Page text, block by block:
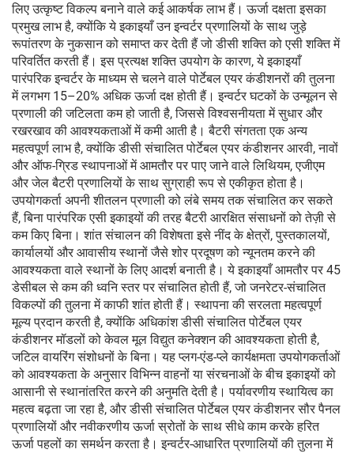
लिए उत्कृष्ट विकल्प बनाने वाले कई आकर्षक लाभ हैं। ऊर्जा दक्षता इसका
प्रमुख लाभ है, क्योंकि ये इकाइयाँ उन इन्वर्टर प्रणालियों के साथ जुड़े
रूपांतरण के नुकसान को समाप्त कर देती हैं जो डीसी शक्ति को एसी शक्ति में
परिवर्तित करती हैं। इस प्रत्यक्ष शक्ति उपयोग के कारण, ये इकाइयाँ
पारंपरिक इन्वर्टर के माध्यम से चलने वाले पोर्टेबल एयर कंडीशनरों की तुलना
में लगभग 15–20% अधिक ऊर्जा दक्ष होती हैं। इन्वर्टर घटकों के उन्मूलन से
प्रणाली की जटिलता कम हो जाती है, जिससे विश्वसनीयता में सुधार और
रखरखाव की आवश्यकताओं में कमी आती है। बैटरी संगतता एक अन्य
महत्वपूर्ण लाभ है, क्योंकि डीसी संचालित पोर्टेबल एयर कंडीशनर आरवी, नावों
और ऑफ-ग्रिड स्थापनाओं में आमतौर पर पाए जाने वाले लिथियम, एजीएम
और जेल बैटरी प्रणालियों के साथ सुग्राही रूप से एकीकृत होता है।
उपयोगकर्ता अपनी शीतलन प्रणाली को लंबे समय तक संचालित कर सकते
हैं, बिना पारंपरिक एसी इकाइयों की तरह बैटरी आरक्षित संसाधनों को तेज़ी से
कम किए बिना। शांत संचालन की विशेषता इसे नींद के क्षेत्रों, पुस्तकालयों,
कार्यालयों और आवासीय स्थानों जैसे शोर प्रदूषण को न्यूनतम करने की
आवश्यकता वाले स्थानों के लिए आदर्श बनाती है। ये इकाइयाँ आमतौर पर 45
डेसीबल से कम की ध्वनि स्तर पर संचालित होती हैं, जो जनरेटर-संचालित
विकल्पों की तुलना में काफी शांत होती हैं। स्थापना की सरलता महत्वपूर्ण
मूल्य प्रदान करती है, क्योंकि अधिकांश डीसी संचालित पोर्टेबल एयर
कंडीशनर मॉडलों को केवल मूल विद्युत कनेक्शन की आवश्यकता होती है,
जटिल वायरिंग संशोधनों के बिना। यह प्लग-एंड-प्ले कार्यक्षमता उपयोगकर्ताओं
को आवश्यकता के अनुसार विभिन्न वाहनों या संरचनाओं के बीच इकाइयों को
आसानी से स्थानांतरित करने की अनुमति देती है। पर्यावरणीय स्थायित्व का
महत्व बढ़ता जा रहा है, और डीसी संचालित पोर्टेबल एयर कंडीशनर सौर पैनल
प्रणालियों और नवीकरणीय ऊर्जा स्रोतों के साथ सीधे काम करके हरित
ऊर्जा पहलों का समर्थन करता है। इन्वर्टर-आधारित प्रणालियों की तुलना में